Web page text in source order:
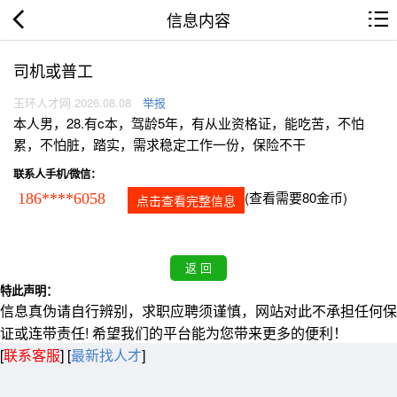
信息内容
司机或普工
玉环人才网 2026.08.08 举报
本人男，28.有c本，驾龄5年，有从业资格证，能吃苦，不怕
累，不怕脏，踏实，需求稳定工作一份，保险不干
联系人手机/微信：
186****6058 点击查看完整信息 (查看需要80金币)
特此声明：
信息真伪请自行辨别，求职应聘须谨慎，网站对此不承担任何保
证或连带责任! 希望我们的平台能为您带来更多的便利！
[联系客服] [最新找人才]